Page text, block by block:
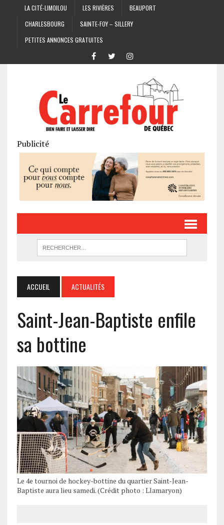
LA CITÉ-LIMOILOU LES RIVIÈRES
BEAUPORT
CHARLESBOURG
SAINTE-FOY – SILLERY
PETITES ANNONCES GRATUITES
Publicité
ACCUEIL ACTUALITÉS
Saint-Jean-Baptiste enfile
sa bottine
Le 4e tournoi de hockey-bottine du quartier Saint-Jean-
Baptiste aura lieu samedi. (Crédit photo : Llamaryon)